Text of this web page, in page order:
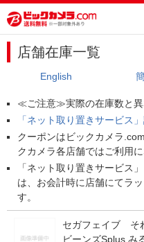
店舗在庫一覧
English
≪ご注意≫実際の在庫数と異
「ネット取り置きサービス
クーポンはビックカメラ
クカメラ各店舗ではご利用
「ネット取り置きサービス
は、お会計時に店舗にてラ
す。
セガフェイブ そ
ビーンズSplus み